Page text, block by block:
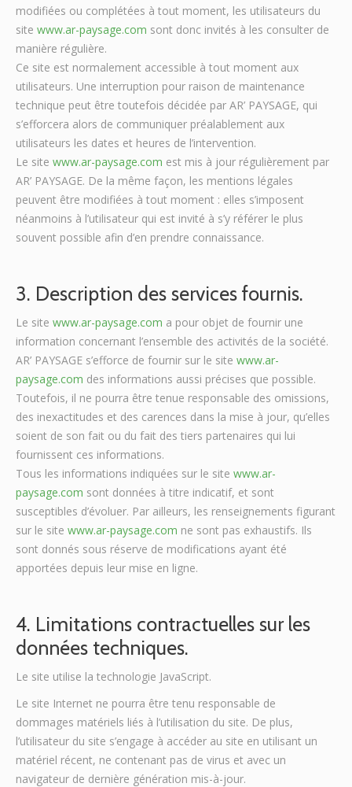
modifiées ou complétées à tout moment, les utilisateurs du
site www.ar-paysage.com sont donc invités à les consulter de
manière régulière.
Ce site est normalement accessible à tout moment aux
utilisateurs. Une interruption pour raison de maintenance
technique peut être toutefois décidée par AR’ PAYSAGE, qui
s’efforcera alors de communiquer préalablement aux
utilisateurs les dates et heures de l’intervention.
Le site www.ar-paysage.com est mis à jour régulièrement par
AR’ PAYSAGE. De la même façon, les mentions légales
peuvent être modifiées à tout moment : elles s’imposent
néanmoins à l’utilisateur qui est invité à s’y référer le plus
souvent possible afin d’en prendre connaissance.
3. Description des services fournis.
Le site www.ar-paysage.com a pour objet de fournir une
information concernant l’ensemble des activités de la société.
AR’ PAYSAGE s’efforce de fournir sur le site www.ar-
paysage.com des informations aussi précises que possible.
Toutefois, il ne pourra être tenue responsable des omissions,
des inexactitudes et des carences dans la mise à jour, qu’elles
soient de son fait ou du fait des tiers partenaires qui lui
fournissent ces informations.
Tous les informations indiquées sur le site www.ar-
paysage.com sont données à titre indicatif, et sont
susceptibles d’évoluer. Par ailleurs, les renseignements figurant
sur le site www.ar-paysage.com ne sont pas exhaustifs. Ils
sont donnés sous réserve de modifications ayant été
apportées depuis leur mise en ligne.
4. Limitations contractuelles sur les
données techniques.
Le site utilise la technologie JavaScript.
Le site Internet ne pourra être tenu responsable de
dommages matériels liés à l’utilisation du site. De plus,
l’utilisateur du site s’engage à accéder au site en utilisant un
matériel récent, ne contenant pas de virus et avec un
navigateur de dernière génération mis-à-jour.